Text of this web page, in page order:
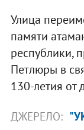
Улица
памяти
республики,
Петлюры в
130-летия от
ДЖЕРЕЛО: